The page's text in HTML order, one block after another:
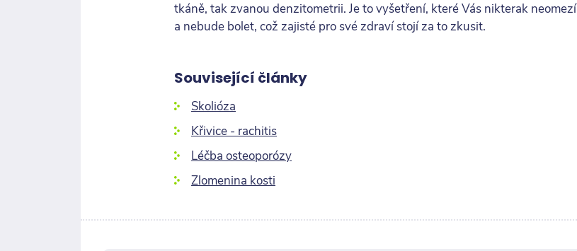
tkáně, tak zvanou denzitometrii. Je to vyšetření, které Vás nikterak neomezí
a nebude bolet, což zajisté pro své zdraví stojí za to zkusit.
Související články
Skolióza
Křivice - rachitis
Léčba osteoporózy
Zlomenina kosti